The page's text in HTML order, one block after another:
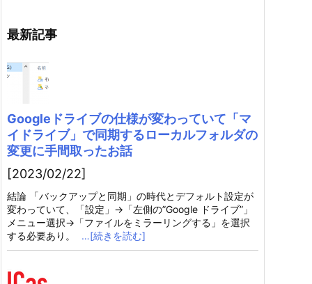
最新記事
Googleドライブの仕様が変わっていて「マ
イドライブ」で同期するローカルフォルダの
変更に手間取ったお話
[2023/02/22]
結論 「バックアップと同期」の時代とデフォルト設定が
変わっていて、「設定」→「左側の”Google ドライブ”」
メニュー選択→「ファイルをミラーリングする」を選択
する必要あり。
…[続きを読む]